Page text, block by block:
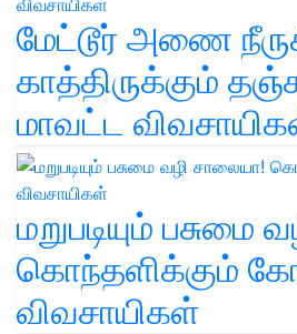
மேட்டூர் அணை
காத்திருக்கும்
மாவட்ட
மறுபடியும் பசுமை
கொந்தளிக்கும்
விவசாயிகள்